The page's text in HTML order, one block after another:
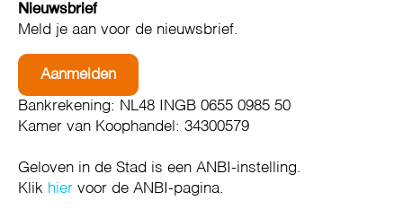
Nieuwsbrief
Meld je aan voor de nieuwsbrief.
Aanmelden
Bankrekening: NL48 INGB 0655 0985 50
Kamer van Koophandel: 34300579
Geloven in de Stad is een ANBI-instelling.
Klik hier voor de ANBI-pagina.